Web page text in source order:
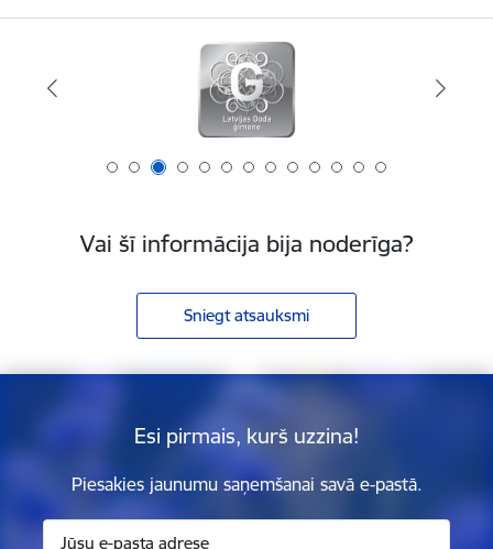
Vai šī informācija bija noderīga?
Sniegt atsauksmi
Esi pirmais, kurš uzzina!
Piesakies jaunumu saņemšanai savā e-pastā.